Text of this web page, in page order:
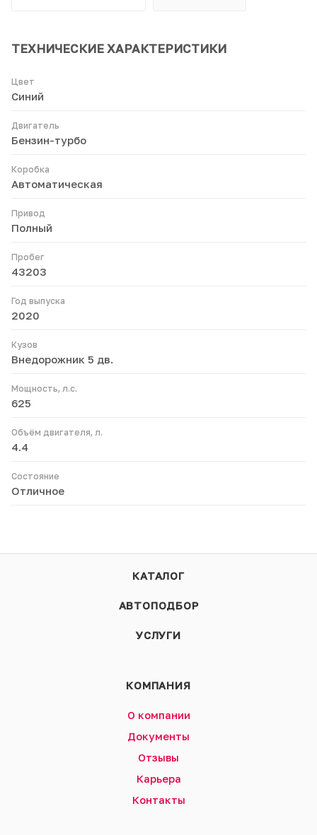
ТЕХНИЧЕСКИЕ ХАРАКТЕРИСТИКИ
Цвет
Синий
Двигатель
Бензин-турбо
Коробка
Автоматическая
Привод
Полный
Пробег
43203
Год выпуска
2020
Кузов
Внедорожник 5 дв.
Мощность, л.с.
625
Объём двигателя, л.
4.4
Состояние
Отличное
КАТАЛОГ
АВТОПОДБОР
УСЛУГИ
КОМПАНИЯ
О компании
Документы
Отзывы
Карьера
Контакты